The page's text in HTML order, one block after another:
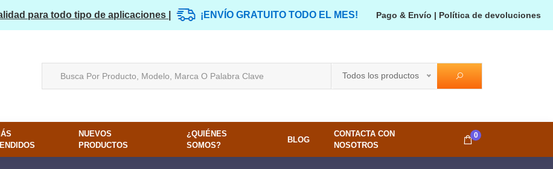
para todo tipo de aplicaciones | ¡ENVÍO GRATUITO TODO EL MES! Pago & Envío | Política de devoluciones
Todos los productos
NUEVOS
PRODUCTOS
¿QUIÉNES
SOMOS?
BLOG
CONTACTA CON
NOSOTROS
0